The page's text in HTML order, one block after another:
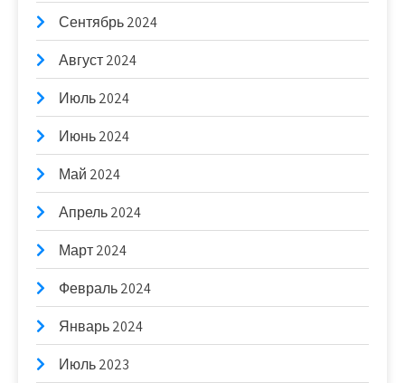
Сентябрь 2024
Август 2024
Июль 2024
Июнь 2024
Май 2024
Апрель 2024
Март 2024
Февраль 2024
Январь 2024
Июль 2023